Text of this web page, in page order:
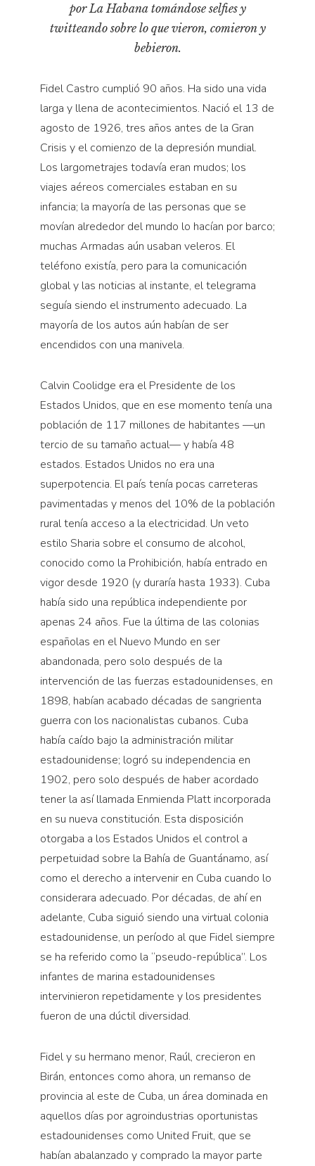
Sociedad
por La Habana tomándose selfies y
twitteando sobre lo que vieron, comieron y
bebieron.
Fidel Castro cumplió 90 años. Ha sido una vida
larga y llena de acontecimientos. Nació el 13 de
agosto de 1926, tres años antes de la Gran
Crisis y el comienzo de la depresión mundial.
Los largometrajes todavía eran mudos; los
viajes aéreos comerciales estaban en su
infancia; la mayoría de las personas que se
movían alrededor del mundo lo hacían por barco;
muchas Armadas aún usaban veleros. El
teléfono existía, pero para la comunicación
global y las noticias al instante, el telegrama
seguía siendo el instrumento adecuado. La
mayoría de los autos aún habían de ser
encendidos con una manivela.
Calvin Coolidge era el Presidente de los
Estados Unidos, que en ese momento tenía una
población de 117 millones de habitantes —un
tercio de su tamaño actual— y había 48
estados. Estados Unidos no era una
superpotencia. El país tenía pocas carreteras
pavimentadas y menos del 10% de la población
rural tenía acceso a la electricidad. Un veto
estilo Sharia sobre el consumo de alcohol,
conocido como la Prohibición, había entrado en
vigor desde 1920 (y duraría hasta 1933). Cuba
había sido una república independiente por
apenas 24 años. Fue la última de las colonias
españolas en el Nuevo Mundo en ser
abandonada, pero solo después de la
intervención de las fuerzas estadounidenses, en
1898, habían acabado décadas de sangrienta
guerra con los nacionalistas cubanos. Cuba
había caído bajo la administración militar
estadounidense; logró su independencia en
1902, pero solo después de haber acordado
tener la así llamada Enmienda Platt incorporada
en su nueva constitución. Esta disposición
otorgaba a los Estados Unidos el control a
perpetuidad sobre la Bahía de Guantánamo, así
como el derecho a intervenir en Cuba cuando lo
considerara adecuado. Por décadas, de ahí en
adelante, Cuba siguió siendo una virtual colonia
estadounidense, un período al que Fidel siempre
se ha referido como la “pseudo-república”. Los
infantes de marina estadounidenses
intervinieron repetidamente y los presidentes
fueron de una dúctil diversidad.
Fidel y su hermano menor, Raúl, crecieron en
Birán, entonces como ahora, un remanso de
provincia al este de Cuba, un área dominada en
aquellos días por agroindustrias oportunistas
estadounidenses como United Fruit, que se
habían abalanzado y comprado la mayor parte